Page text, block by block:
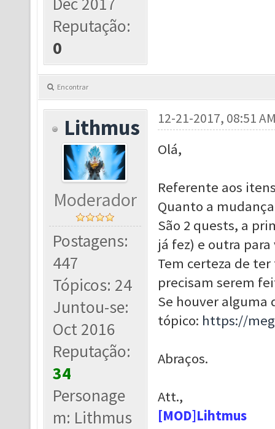
Reputação:
0
Encontrar
Lithmus
Moderador
Postagens:
447
Tópicos: 24
Juntou-se:
Oct 2016
Reputação:
34
Personage
m: Lithmus
12-21-2017, 08:51
Olá,
Referente aos
Quanto a
São 2 quests, a
já fez) e outra para
Tem certeza de ter
precisam serem
Se houver alguma
tópico: https://
Abraços.
Att.,
[MOD]Lihtmus